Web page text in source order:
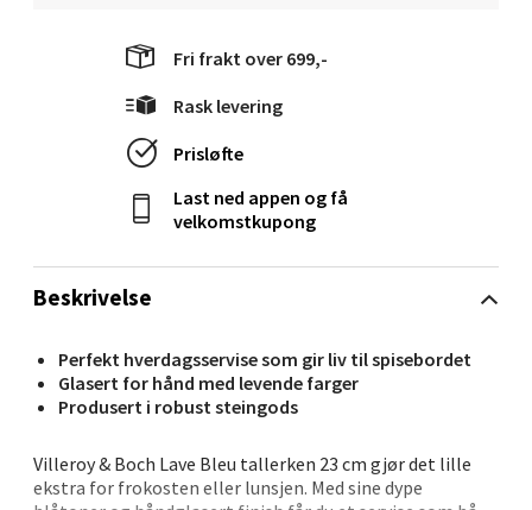
Beskrivelse
Perfekt hverdagsservise som gir liv til spisebordet
Glasert for hånd med levende farger
Produsert i robust steingods
Villeroy & Boch Lave Bleu tallerken 23 cm gjør det lille
ekstra for frokosten eller lunsjen. Med sine dype
Fri frakt over 699,-
Rask levering
Prisløfte
Last ned appen og få
velkomstkupong
0 i butikk
Molde - Moldetorget
Åpent i dag 10-20